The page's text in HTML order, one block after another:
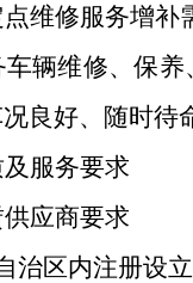
维修服务增补
辆维修、保
良好、随时待
服务要求
供应商要求
治区内注册设